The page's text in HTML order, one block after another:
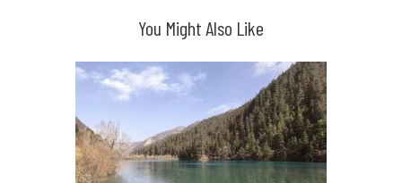
You Might Also Like